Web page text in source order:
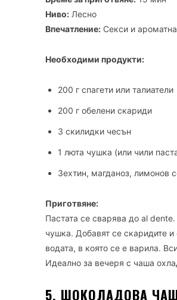
Ниво: Лесно
Впечатление: Секси и ароматна
Необходими продукти:
200 г спагети или талиатели
200 г обелени скариди
3 скилидки чесън
1 люта чушка (или чили
Зехтин, магданоз, лимонов
Приготвяне:
Пастата се сварява до al
чушка. Добавят се скаридите и
водата, в която се е варила.
Идеално за вечеря с чаша
5. ШОКОЛАДОВА